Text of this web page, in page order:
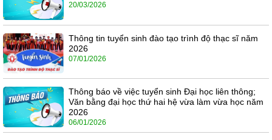
20/03/2026
Thông tin tuyển sinh đào tạo trình độ thạc sĩ năm
2026
07/01/2026
Thông báo về việc tuyển sinh Đại học liên thông;
Văn bằng đại học thứ hai hệ vừa làm vừa học năm
2026
06/01/2026